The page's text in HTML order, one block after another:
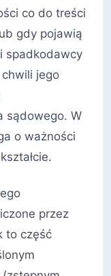
co do treści
gdy pojawią
spadkodawcy
jego
sądowego. W
o ważności
przez
to część